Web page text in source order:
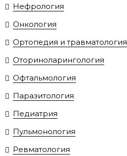
Нефрология
Онкология
Ортопедия и травматология
Оториноларингология
Офтальмология
Паразитология
Педиатрия
Пульмонология
Ревматология